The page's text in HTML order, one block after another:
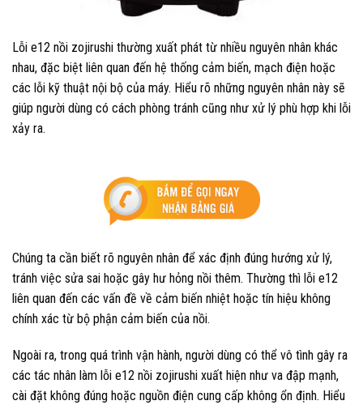
Lỗi e12 nồi zojirushi thường xuất phát từ nhiều nguyên nhân khác
nhau, đặc biệt liên quan đến hệ thống cảm biến, mạch điện hoặc
các lỗi kỹ thuật nội bộ của máy. Hiểu rõ những nguyên nhân này sẽ
giúp người dùng có cách phòng tránh cũng như xử lý phù hợp khi lỗi
xảy ra.
Chúng ta cần biết rõ nguyên nhân để xác định đúng hướng xử lý,
tránh việc sửa sai hoặc gây hư hỏng nồi thêm. Thường thì lỗi e12
liên quan đến các vấn đề về cảm biến nhiệt hoặc tín hiệu không
chính xác từ bộ phận cảm biến của nồi.
Ngoài ra, trong quá trình vận hành, người dùng có thể vô tình gây ra
các tác nhân làm lỗi e12 nồi zojirushi xuất hiện như va đập mạnh,
cài đặt không đúng hoặc nguồn điện cung cấp không ổn định. Hiểu